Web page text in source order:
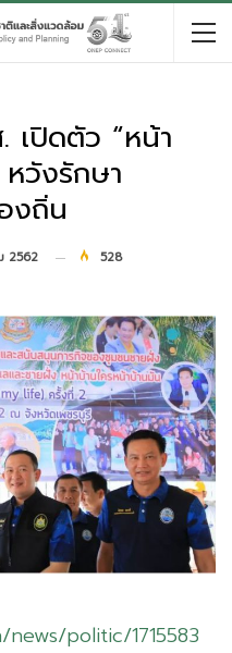
เปิดตัว “หน้า
วังรักษา
งถิ่น
2562 528
politic/1715583